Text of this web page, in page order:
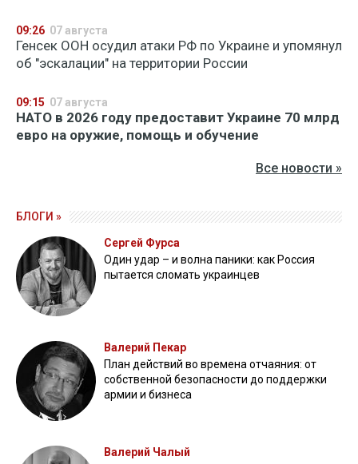
09:26 07 августа
Генсек ООН осудил атаки РФ по Украине и упомянул
об "эскалации" на территории России
09:15 07 августа
НАТО в 2026 году предоставит Украине 70 млрд
евро на оружие, помощь и обучение
Все новости »
БЛОГИ »
Сергей Фурса
Один удар – и волна паники: как Россия
пытается сломать украинцев
Валерий Пекар
План действий во времена отчаяния: от
собственной безопасности до поддержки
армии и бизнеса
Валерий Чалый